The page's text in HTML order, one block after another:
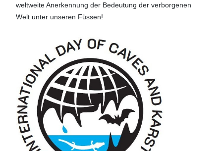
weltweite Anerkennung der Bedeutung der verborgenen
Welt unter unseren Füssen!